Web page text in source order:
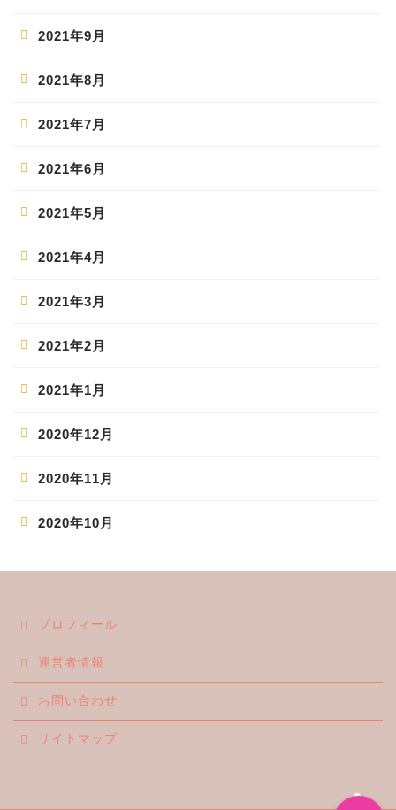
2021年9月
2021年8月
2021年7月
2021年6月
2021年5月
2021年4月
2021年3月
2021年2月
2021年1月
2020年12月
2020年11月
2020年10月
プロフィール
運営者情報
お問い合わせ
サイトマップ
ジャニーズ